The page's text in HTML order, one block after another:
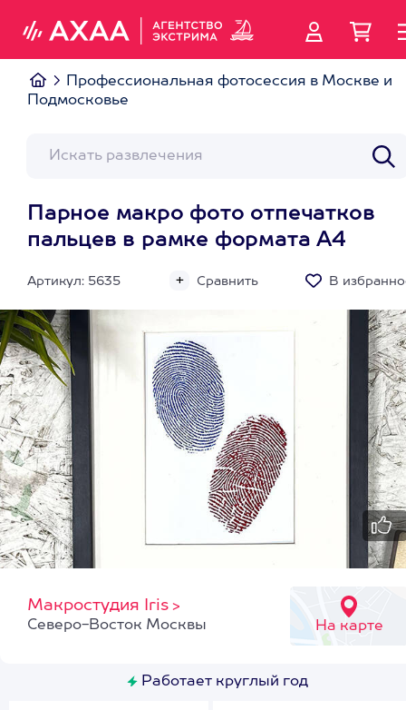
Профессиональная фотосессия в Москве и
Подмосковье
Парное макро фото отпечатков
пальцев в рамке формата А4
Артикул: 5635 Сравнить В
Макростудия Iris >
На карте
Северо-Восток Москвы
Работает круглый год